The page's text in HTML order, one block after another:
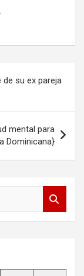
de su ex pareja
mental para
Dominicana}